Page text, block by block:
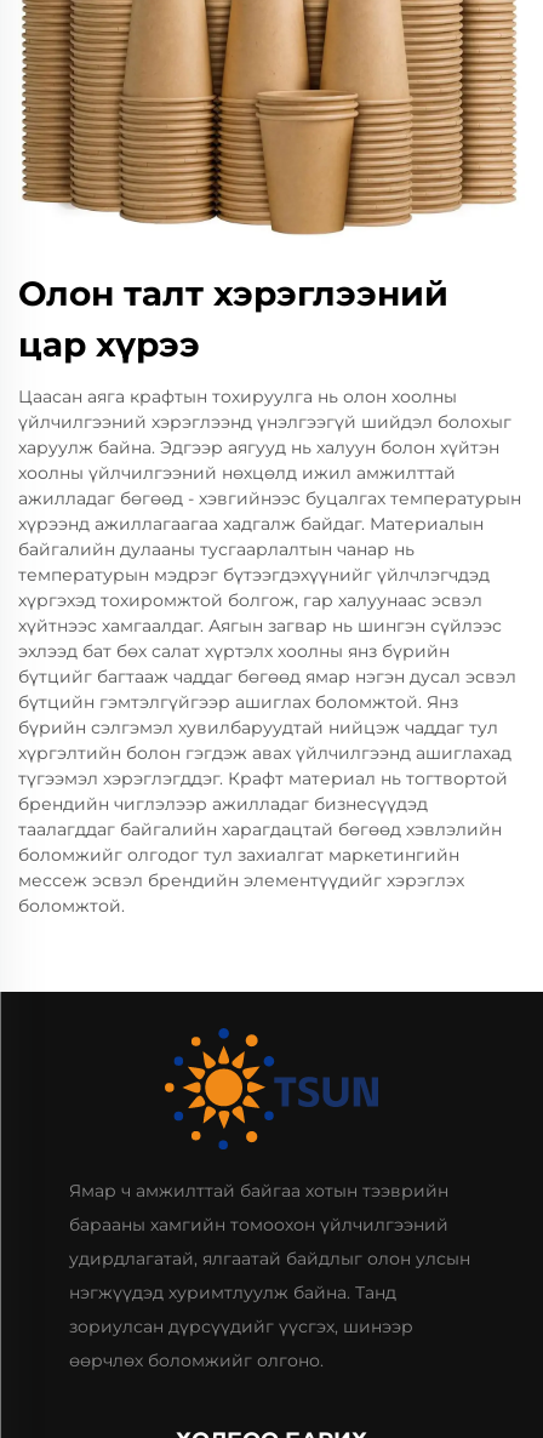
Олон талт хэрэглээний
цар хүрээ
Цаасан аяга крафтын тохируулга нь олон хоолны
үйлчилгээний хэрэглээнд үнэлгээгүй шийдэл болохыг
харуулж байна. Эдгээр аягууд нь халуун болон хүйтэн
хоолны үйлчилгээний нөхцөлд ижил амжилттай
ажилладаг бөгөөд - хэвгийнээс буцалгах температурын
хүрээнд ажиллагаагаа хадгалж байдаг. Материалын
байгалийн дулааны тусгаарлалтын чанар нь
температурын мэдрэг бүтээгдэхүүнийг үйлчлэгчдэд
хүргэхэд тохиромжтой болгож, гар халуунаас эсвэл
хүйтнээс хамгаалдаг. Аягын загвар нь шингэн сүйлээс
эхлээд бат бөх салат хүртэлх хоолны янз бүрийн
бүтцийг багтааж чаддаг бөгөөд ямар нэгэн дусал эсвэл
бүтцийн гэмтэлгүйгээр ашиглах боломжтой. Янз
бүрийн сэлгэмэл хувилбаруудтай нийцэж чаддаг тул
хүргэлтийн болон гэгдэж авах үйлчилгээнд ашиглахад
түгээмэл хэрэглэгддэг. Крафт материал нь тогтвортой
брендийн чиглэлээр ажилладаг бизнесүүдэд
таалагддаг байгалийн харагдацтай бөгөөд хэвлэлийн
боломжийг олгодог тул захиалгат маркетингийн
мессеж эсвэл брендийн элементүүдийг хэрэглэх
боломжтой.
Ямар ч амжилттай байгаа хотын тээврийн
барааны хамгийн томоохон үйлчилгээний
удирдлагатай, ялгаатай байдлыг олон улсын
нэгжүүдэд хуримтлуулж байна. Танд
зориулсан дүрсүүдийг үүсгэх, шинээр
өөрчлөх боломжийг олгоно.